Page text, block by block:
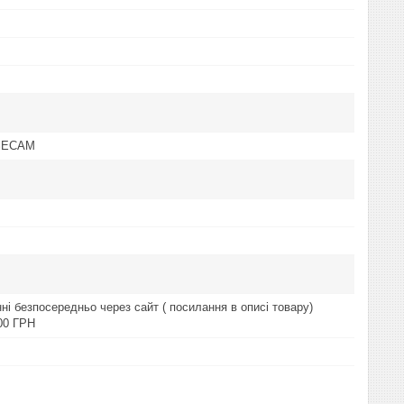
безпосередньо через сайт ( посилання в описі товару)
ГРН